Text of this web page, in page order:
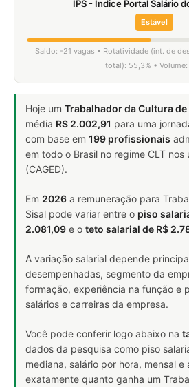
IPS - Índice Portal Salário
Estável
Saldo: -21 vagas • Rotatividade (int. de
total): 55,3% • Volume:
Hoje um Trabalhador da Cultura de
média R$ 2.002,91 para uma
com base em 199 profissionais
em todo o Brasil no regime CLT nos
(CAGED).
Em 2026 a remuneração para
Sisal pode variar entre o piso
2.081,09 e o teto salarial de R$
A variação salarial depende
desempenhadas, segmento da
formação, experiência na função e
salários e carreiras da empresa.
Você pode conferir logo abaixo na
dados da pesquisa como piso
mediana, salário por hora, mensal e
exatamente quanto ganha um